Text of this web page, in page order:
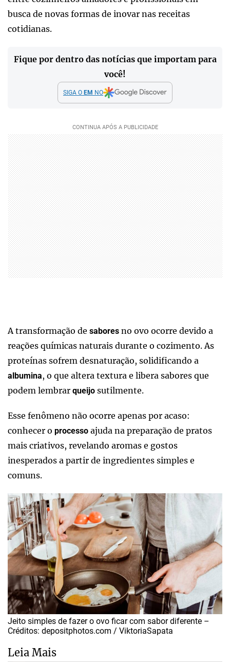
busca de novas formas de inovar nas receitas
cotidianas.
Fique por dentro das notícias que importam para
você!
SIGA O EM NO
A transformação de sabores no ovo ocorre devido a
reações químicas naturais durante o cozimento. As
proteínas sofrem desnaturação, solidificando a
albumina, o que altera textura e libera sabores que
podem lembrar queijo sutilmente.
Esse fenômeno não ocorre apenas por acaso:
conhecer o processo ajuda na preparação de pratos
mais criativos, revelando aromas e gostos
inesperados a partir de ingredientes simples e
comuns.
Jeito simples de fazer o ovo ficar com sabor diferente –
Créditos: depositphotos.com / ViktoriaSapata
Leia Mais